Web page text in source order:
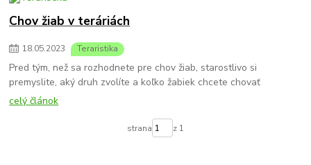
Chov žiab v teráriách
18.05.2023 Teraristika
Pred tým, než sa rozhodnete pre chov žiab, starostlivo si
premyslite, aký druh zvolíte a koľko žabiek chcete chovať
celý článok
strana z 1